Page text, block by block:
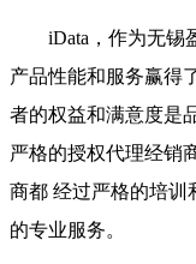
iData，作为无锡
产品性能和服务赢得
者的权益和满意度是
严格的授权代理经销
商都 经过严格的培训
的专业服务。